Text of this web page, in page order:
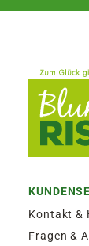
29,95€
Kontakt &
Fragen &